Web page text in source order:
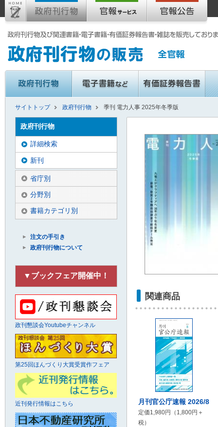
サイトトップ 政府刊行物 季刊 電力人事 2025年冬季版
関連商品
月刊官公庁速報 2026/8
定価1,980円（1,800円＋
税）
政府刊行物
詳細検索
新刊
省庁別
分野別
書籍カテゴリ別
注文の手引き
政府刊行物について
▼ブックフェア開催中！
政刊懇談会Youtubeチャンネル
第25回ほんづくり大賞受賞作フェア
近刊発行情報はこちら